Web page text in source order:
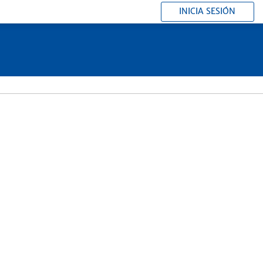
INICIA SESIÓN